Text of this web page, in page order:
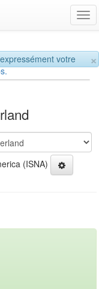
×
votre
(ISNA)